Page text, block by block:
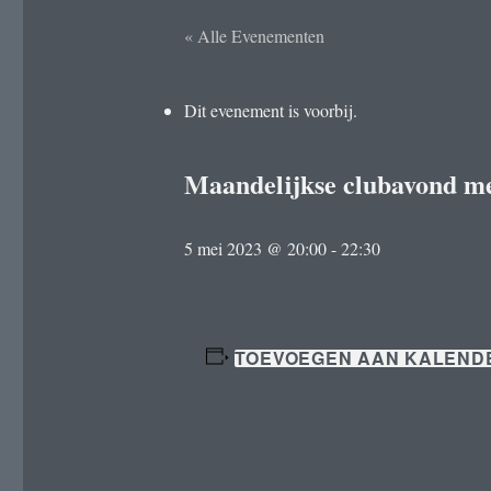
« Alle Evenementen
Dit evenement is voorbij.
Maandelijkse clubavond
5 mei 2023 @ 20:00-22:30
TOEVOEGEN AAN